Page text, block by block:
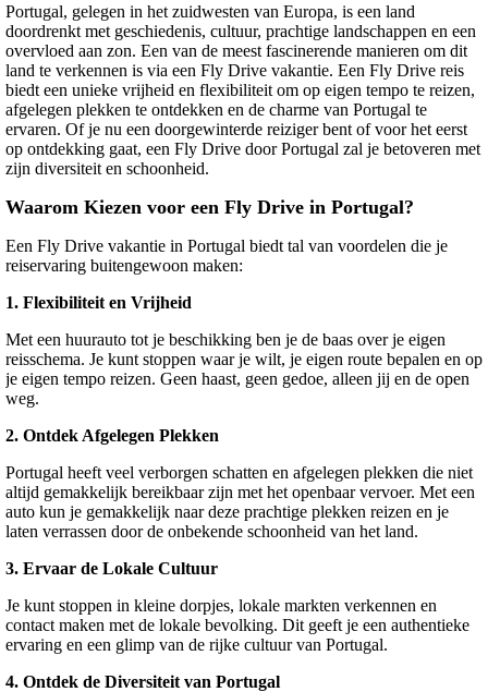
Portugal, gelegen in het zuidwesten van Europa, is een land
doordrenkt met geschiedenis, cultuur, prachtige landschappen en een
overvloed aan zon. Een van de meest fascinerende manieren om dit
land te verkennen is via een Fly Drive vakantie. Een Fly Drive reis
biedt een unieke vrijheid en flexibiliteit om op eigen tempo te reizen,
afgelegen plekken te ontdekken en de charme van Portugal te
ervaren. Of je nu een doorgewinterde reiziger bent of voor het eerst
op ontdekking gaat, een Fly Drive door Portugal zal je betoveren met
zijn diversiteit en schoonheid.
Waarom Kiezen voor een Fly Drive in Portugal?
Een Fly Drive vakantie in Portugal biedt tal van voordelen die je
reiservaring buitengewoon maken:
1. Flexibiliteit en Vrijheid
Met een huurauto tot je beschikking ben je de baas over je eigen
reisschema. Je kunt stoppen waar je wilt, je eigen route bepalen en op
je eigen tempo reizen. Geen haast, geen gedoe, alleen jij en de open
weg.
2. Ontdek Afgelegen Plekken
Portugal heeft veel verborgen schatten en afgelegen plekken die niet
altijd gemakkelijk bereikbaar zijn met het openbaar vervoer. Met een
auto kun je gemakkelijk naar deze prachtige plekken reizen en je
laten verrassen door de onbekende schoonheid van het land.
3. Ervaar de Lokale Cultuur
Je kunt stoppen in kleine dorpjes, lokale markten verkennen en
contact maken met de lokale bevolking. Dit geeft je een authentieke
ervaring en een glimp van de rijke cultuur van Portugal.
4. Ontdek de Diversiteit van Portugal